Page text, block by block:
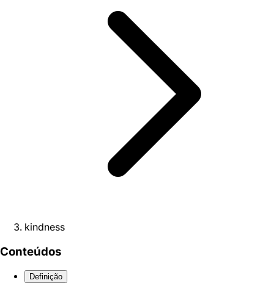
kindness
Conteúdos
Definição